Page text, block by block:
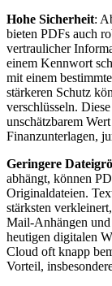
Hohe Sicherheit:
bieten PDFs auch
vertraulicher
einem Kennwort
mit einem
stärkeren Schutz
verschlüsseln.
unschätzbarem
Finanzunterlagen,
Geringere
abhängt, können
Originaldateien.
stärksten
Mail-Anhängen
heutigen digitalen
Cloud oft knapp
Vorteil,